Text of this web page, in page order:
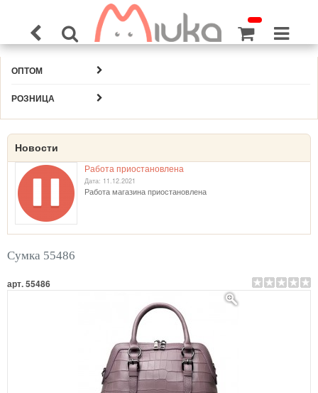
ОПТОМ
РОЗНИЦА
Новости
Работа приостановлена
Дата: 11.12.2021
Работа магазина приостановлена
Сумка 55486
арт. 55486